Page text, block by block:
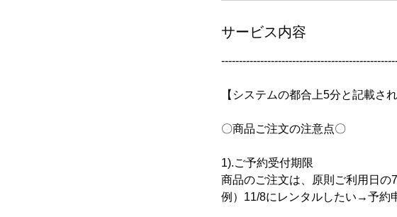
サービス内容
【システムの都合上5分と記載さ
〇商品ご注文の注意点〇
1).ご予約受付期限
商品のご注文は、原則ご利用日の
例）11/8にレンタルしたい→予約